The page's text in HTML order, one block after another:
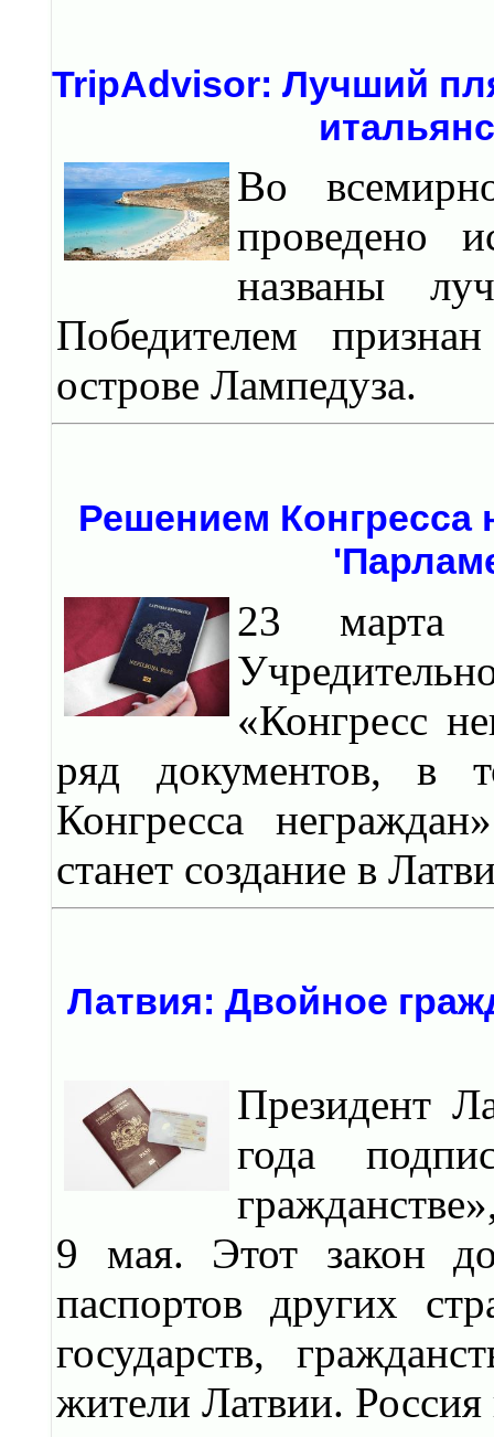
TripАdvisor: Лучший
Во
проведено
названы
Победителем
острове Лампедуза.
Решением Конгресса
23 марта
«Конгресс
ряд документов, в
Конгресса
станет создание в
Латвия: Двойное
Президент
года
9 мая. Этот закон
паспортов других
государств,
жители Латвии.